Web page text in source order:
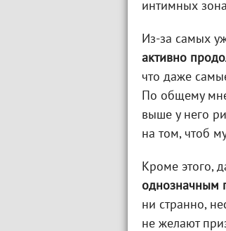
интимных
Из-за самых
активно
что даже
По общему
выше у него
на том, чтоб
Кроме этого,
однозначным
ни странно,
не желают